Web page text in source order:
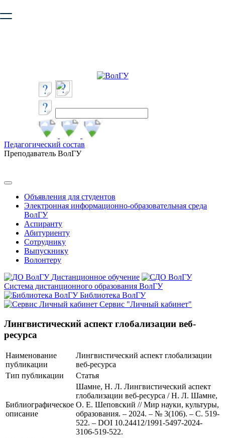
безопасную работу с сайтом. Пожалуйста
Педагогический состав
Преподаватель ВолГУ
Объявления для студентов
Электронная информационно-образовательная среда
ВолГУ
Аспиранту
Абитуриенту
Сотруднику
Выпускнику
Волонтеру
Дистанционное обучение
Система дистанционного образования ВолГУ
Библиотека ВолГУ
Сервис "Личный кабинет"
Лингвистический аспект глобализации веб-
ресурса
Наименование
публикации
Лингвистический аспект глобализации
веб-ресурса
Тип публикации
Статья
Библиографическое
описание
Шамне, Н. Л. Лингвистический аспект
глобализации веб-ресурса / Н. Л. Шамне,
О. Е. Шеповский // Мир науки, культуры,
образования. – 2024. – № 3(106). – С. 519-
522. – DOI 10.24412/1991-5497-2024-
3106-519-522.